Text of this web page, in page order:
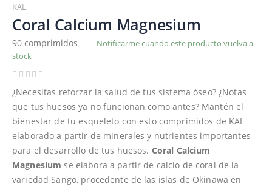
al
comienzo
de
la
galería
de
KAL
Coral Calcium Magnesium
90 comprimidos
Notificarme cuando este producto vuelva a
stock
¿Necesitas reforzar la salud de tus sistema óseo? ¿Notas
que tus huesos ya no funcionan como antes? Mantén el
bienestar de tu esqueleto con esto comprimidos de KAL
elaborado a partir de minerales y nutrientes importantes
para el desarrollo de tus huesos. Coral Calcium
Magnesium se elabora a partir de calcio de coral de la
variedad Sango, procedente de las islas de Okinawa en